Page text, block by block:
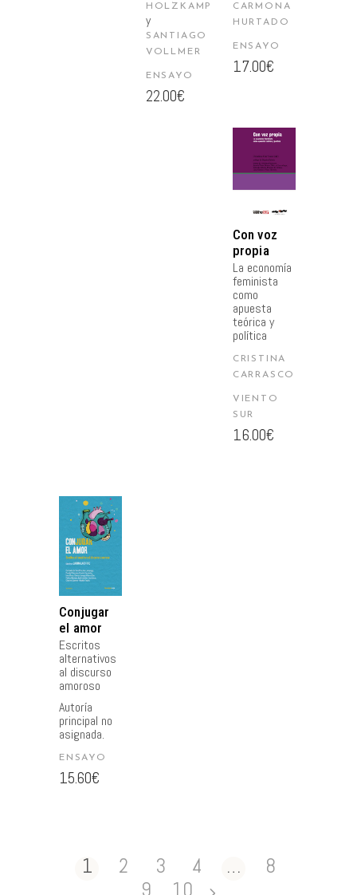
HOLZKAMP
y
SANTIAGO
VOLLMER
ENSAYO
22.00€
CARMONA
HURTADO
ENSAYO
17.00€
AL
Con voz
propia
La economía
feminista
como
apuesta
teórica y
política
CRISTINA
CARRASCO
VIENTO
SUR
16.00€
AÑADIR
AL
CARRITO
Conjugar
el amor
Escritos
alternativos
al discurso
amoroso
Autoría
principal no
asignada.
ENSAYO
15.60€
1 2 3 4 …
8
9
10